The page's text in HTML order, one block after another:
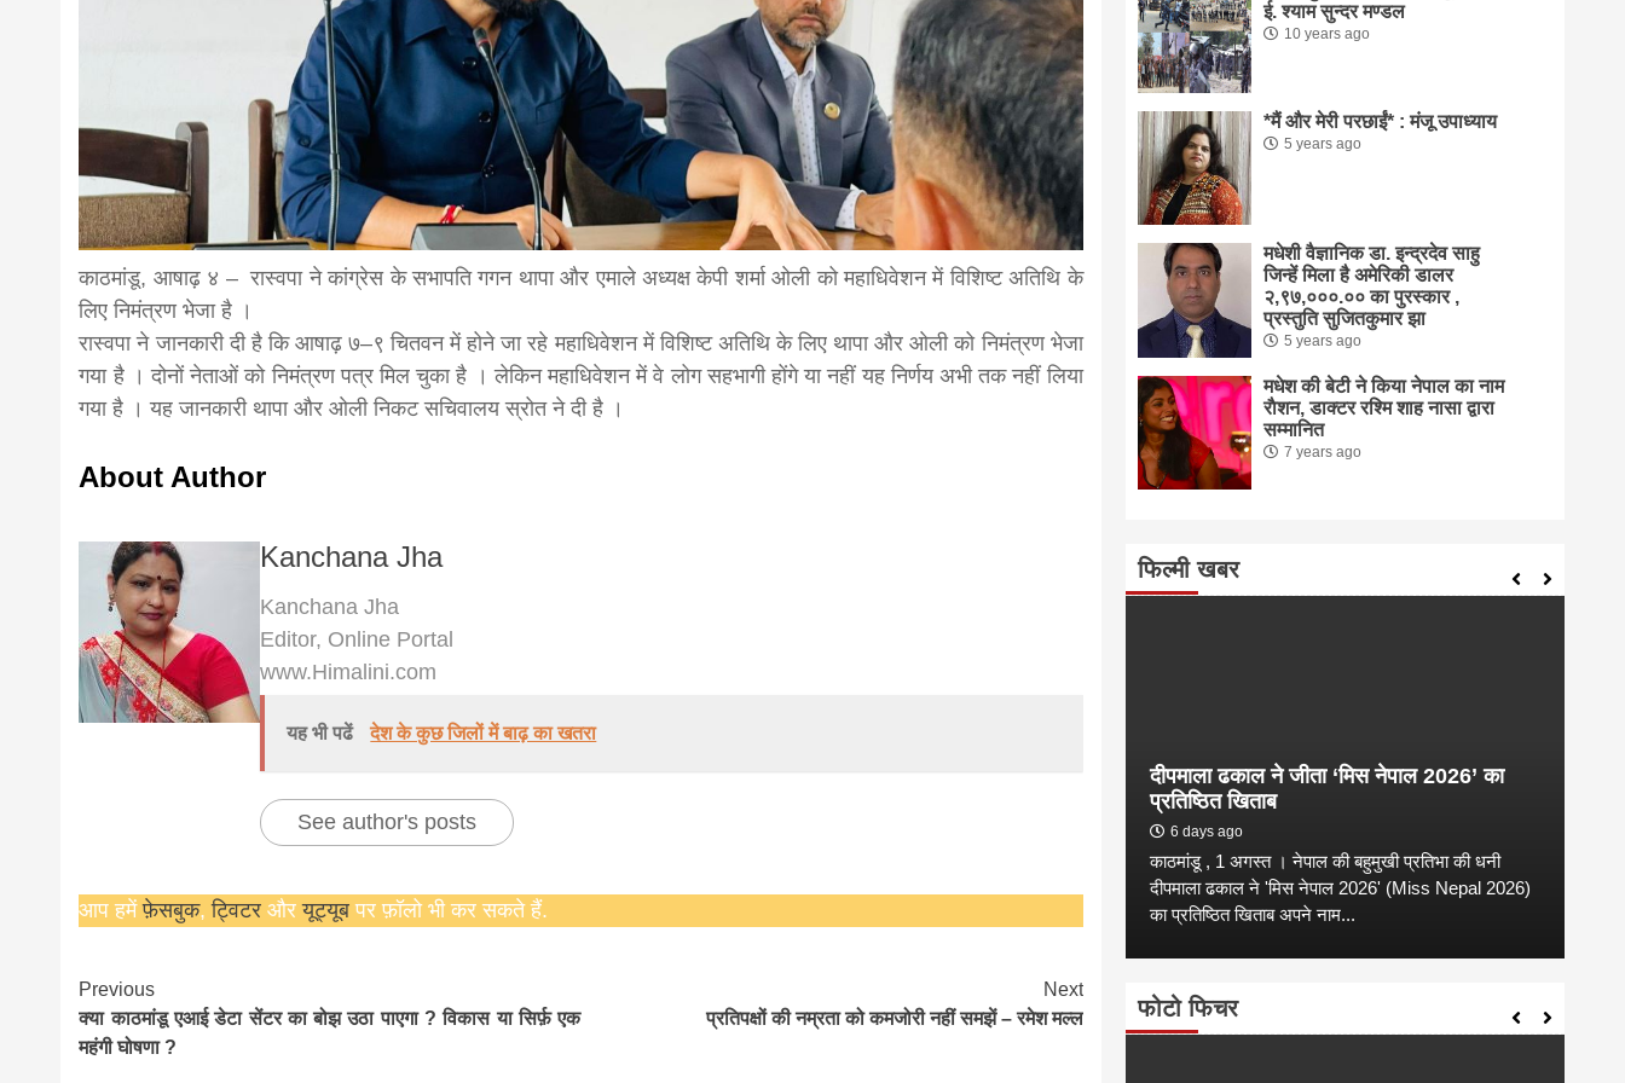
news,loan,bank
news, madhesh
khabar
काठमांडू, आषाढ़ ४ – रास्वपा ने कांग्रेस के सभापति गगन थापा और एमाले अध्यक्ष केपी शर्मा ओली को महाधिवेशन में विशिष्ट अतिथि के
लिए निमंत्रण भेजा है ।
रास्वपा ने जानकारी दी है कि आषाढ़ ७–९ चितवन में होने जा रहे महाधिवेशन में विशिष्ट अतिथि के लिए थापा और ओली को निमंत्रण भेजा
गया है । दोनों नेताओं को निमंत्रण पत्र मिल चुका है । लेकिन महाधिवेशन में वे लोग सहभागी होंगे या नहीं यह निर्णय अभी तक नहीं लिया
गया है । यह जानकारी थापा और ओली निकट सचिवालय स्रोत ने दी है ।
About Author
Kanchana Jha
Kanchana Jha
Editor, Online Portal
www.Himalini.com
यह भी पढें देश के कुछ जिलों में बाढ़ का खतरा
See author's posts
आप हमेंफ़ेसबुक,ट्विटरऔरयूट्यूब पर फ़ॉलो भी कर सकते हैं.
Continue
Reading
Previous
क्या काठमांडू एआई डेटा सेंटर का बोझ उठा पाएगा ? विकास या सिर्फ़ एक
महंगी घोषणा ?
Next
प्रतिपक्षों की नम्रता को कमजोरी नहीं समझें – रमेश मल्ल
ई. श्याम सुन्दर मण्डल
10 years ago
*मैं और मेरी परछाईं* : मंजू उपाध्याय
5 years ago
मधेशी वैज्ञानिक डा. इन्द्रदेव साहु
जिन्हें मिला है अमेरिकी डालर
२,९७,०००.०० का पुरस्कार ,
प्रस्तुति सुजितकुमार झा
5 years ago
मधेश की बेटी ने किया नेपाल का नाम
राैशन, डाक्टर रश्मि शाह नासा द्वारा
सम्मानित
7 years ago
फिल्मी खबर
दीपमाला ढकाल ने जीता ‘मिस नेपाल 2026’ का
प्रतिष्ठित खिताब
6 days ago
काठमांडू , 1 अगस्त । नेपाल की बहुमुखी प्रतिभा की धनी
दीपमाला ढकाल ने 'मिस नेपाल 2026' (Miss Nepal 2026)
का प्रतिष्ठित खिताब अपने नाम...
फोटो फिचर